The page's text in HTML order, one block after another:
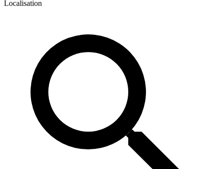
Localisation